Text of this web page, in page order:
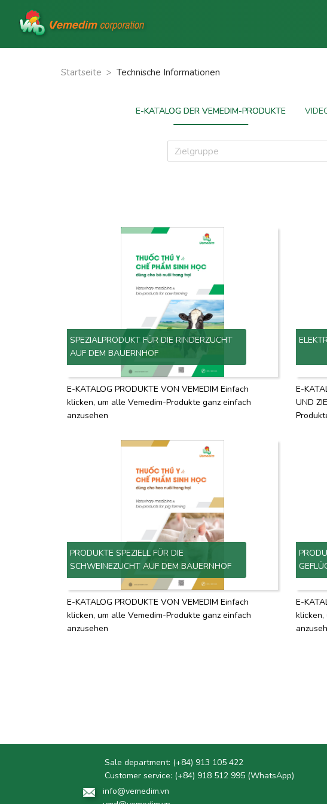
Startseite > Technische Informationen
E-KATALOG DER VEMEDIM-PRODUKTE
Zielgruppe
SPEZIALPRODUKT FÜR DIE RINDERZUCHT
AUF DEM BAUERNHOF
E-KATALOG PRODUKTE VON VEMEDIM Einfach
klicken, um alle Vemedim-Produkte ganz einfach
anzusehen
E-
UND
PRODUKTE SPEZIELL FÜR DIE
SCHWEINEZUCHT AUF DEM BAUERNHOF
E-KATALOG PRODUKTE VON VEMEDIM Einfach
klicken, um alle Vemedim-Produkte ganz einfach
anzusehen
E-
klicken,
Sale department: (+84) 913 105 422
Customer service: (+84) 918 512 995 (WhatsApp)
info@vemedim.vn